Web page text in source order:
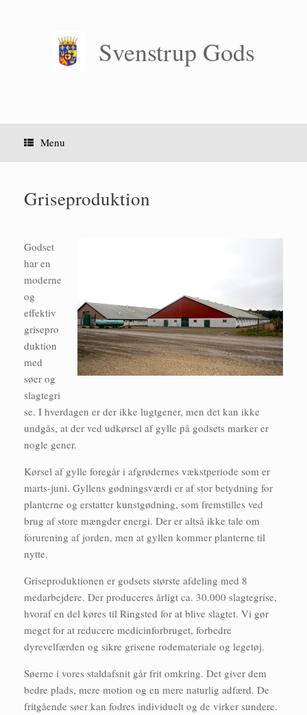
Svenstrup Gods
Menu
Griseproduktion
Godset
har en
moderne
og
effektiv
grisepro
duktion
med
søer og
slagtegri
se. I hverdagen er der ikke lugtgener, men det kan ikke
undgås, at der ved udkørsel af gylle på godsets marker er
nogle gener.
Kørsel af gylle foregår i afgrødernes vækstperiode som er
marts-juni. Gyllens gødningsværdi er af stor betydning for
planterne og erstatter kunstgødning, som fremstilles ved
brug af store mængder energi. Der er altså ikke tale om
forurening af jorden, men at gyllen kommer planterne til
nytte.
Griseproduktionen er godsets største afdeling med 8
medarbejdere. Der produceres årligt ca. 30.000 slagtegrise,
hvoraf en del køres til Ringsted for at blive slagtet. Vi gør
meget for at reducere medicinforbruget, forbedre
dyrevelfærden og sikre grisene rodemateriale og legetøj.
Søerne i vores staldafsnit går frit omkring. Det giver dem
bedre plads, mere motion og en mere naturlig adfærd. De
fritgående søer kan fodres individuelt og de virker sundere.